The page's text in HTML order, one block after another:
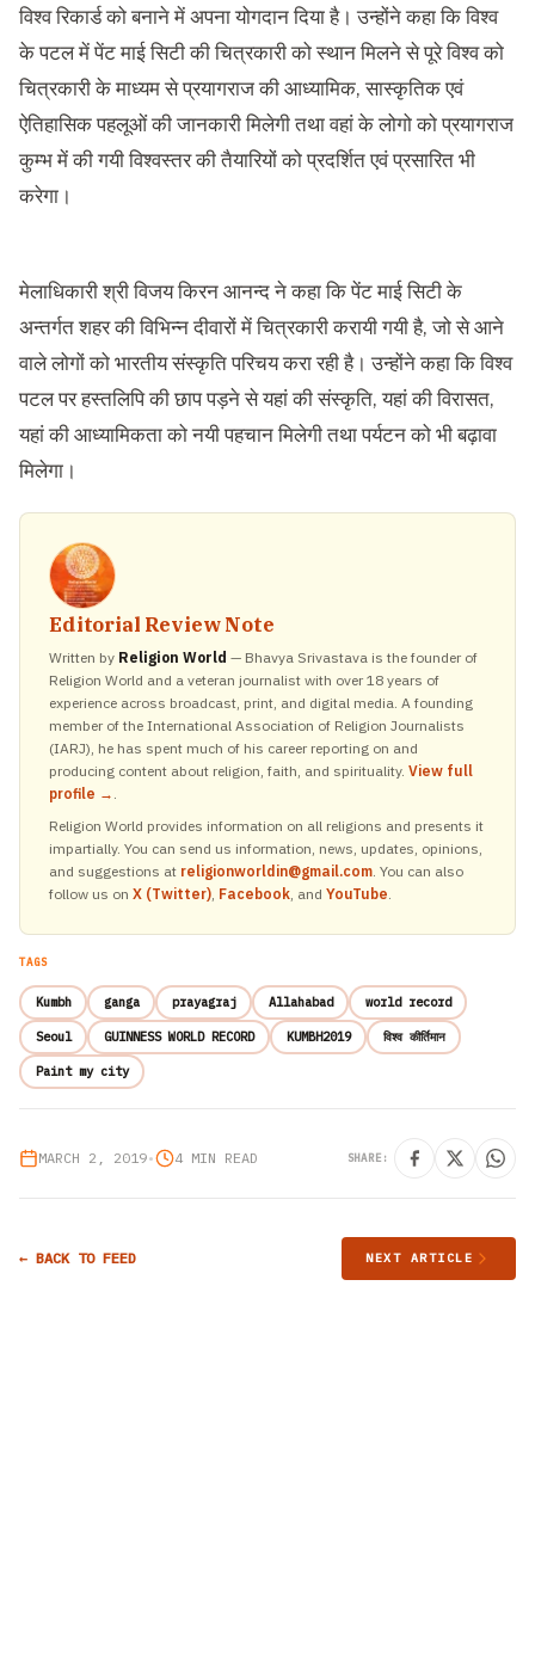
विश्व रिकार्ड को बनाने में अपना योगदान दिया है। उन्होंने कहा कि विश्व
के पटल में पेंट माई सिटी की चित्रकारी को स्थान मिलने से पूरे विश्व को
चित्रकारी के माध्यम से प्रयागराज की आध्यामिक, सास्कृतिक एवं
ऐतिहासिक पहलूओं की जानकारी मिलेगी तथा वहां के लोगो को प्रयागराज
कुम्भ में की गयी विश्वस्तर की तैयारियों को प्रदर्शित एवं प्रसारित भी
करेगा।
मेलाधिकारी श्री विजय किरन आनन्द ने कहा कि पेंट माई सिटी के
अन्तर्गत शहर की विभिन्न दीवारों में चित्रकारी करायी गयी है, जो से आने
वाले लोगों को भारतीय संस्कृति परिचय करा रही है। उन्होंने कहा कि विश्व
पटल पर हस्तलिपि की छाप पड़ने से यहां की संस्कृति, यहां की विरासत,
यहां की आध्यामिकता को नयी पहचान मिलेगी तथा पर्यटन को भी बढ़ावा
मिलेगा।
Editorial Review Note
Written by Religion World — Bhavya Srivastava is the founder of
Religion World and a veteran journalist with over 18 years of
experience across broadcast, print, and digital media. A founding
member of the International Association of Religion Journalists
(IARJ), he has spent much of his career reporting on and
producing content about religion, faith, and spirituality. View full
profile → .
Religion World provides information on all religions and presents it
impartially. You can send us information, news, updates, opinions,
and suggestions at religionworldin@gmail.com. You can also
follow us on X (Twitter), Facebook, and YouTube.
TAGS
Kumbh ganga prayagraj Allahabad world record
Seoul GUINNESS WORLD RECORD KUMBH2019 विश्व कीर्तिमान
Paint my city
MARCH 2, 2019• 4 MIN READ SHARE:
← BACK TO FEED NEXT ARTICLE